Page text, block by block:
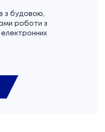
з будовою,
роботи з